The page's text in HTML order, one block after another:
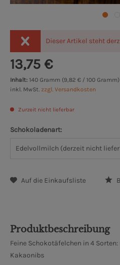
Dieser Artikel steht
13,75 €
Inhalt: 140 Gramm (9,82 € / 100 Gramm)
inkl. MwSt. zzgl. Versandkosten
Zurzeit nicht lieferbar
Schokoladenart:
Auf die Einkaufsliste
Produktbeschreibung
Feine Schokotäfelchen in 4
Kakaonibs